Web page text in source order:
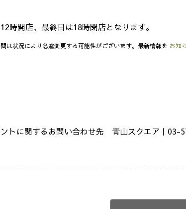
時開店、最終日は18時閉店となります。
は状況により急遽変更する可能性がございます。最新情報を お知
ントに関するお問い合わせ先 青山スクエア｜03-